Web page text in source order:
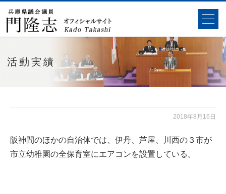
活動実績
2018年8月16日
阪神間のほかの自治体では、伊丹、芦屋、川西の３市が
市立幼稚園の全保育室にエアコンを設置している。